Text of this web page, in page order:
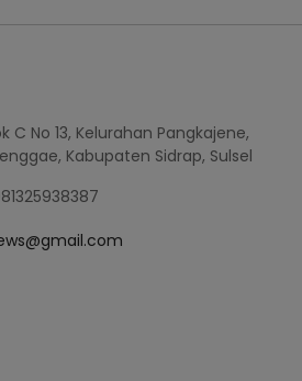
C No 13, Kelurahan Pangkajene,
Kabupaten Sidrap, Sulsel